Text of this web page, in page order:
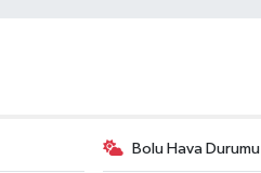
Bolu Hava Durumu